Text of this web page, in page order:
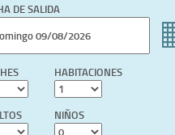
DE SALIDA
HABITACIONES
NIÑOS